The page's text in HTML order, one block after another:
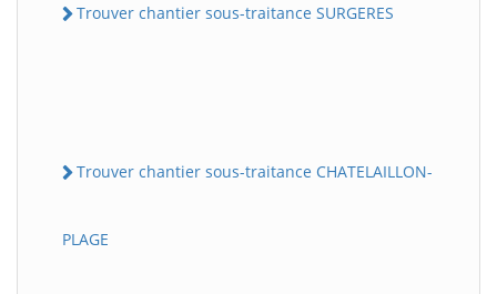
Trouver chantier sous-traitance SURGERES
Trouver chantier sous-traitance CHATELAILLON-
PLAGE